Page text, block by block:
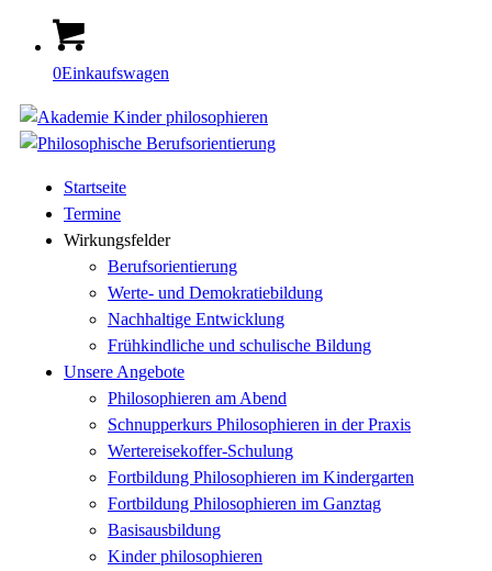
0Einkaufswagen
Startseite
Termine
Wirkungsfelder
Berufsorientierung
Werte- und Demokratiebildung
Nachhaltige Entwicklung
Frühkindliche und schulische Bildung
Unsere Angebote
Philosophieren am Abend
Schnupperkurs Philosophieren in der Praxis
Wertereisekoffer-Schulung
Fortbildung Philosophieren im Kindergarten
Fortbildung Philosophieren im Ganztag
Basisausbildung
Kinder philosophieren